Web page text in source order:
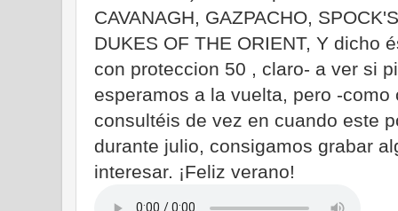
CAVANAGH, GAZPACHO,
DUKES OF THE ORIENT, Y dicho
con proteccion 50 , claro- a ver si
esperamos a la vuelta, pero -
consultéis de vez en cuando este
durante julio, consigamos grabar
interesar. ¡Feliz verano!